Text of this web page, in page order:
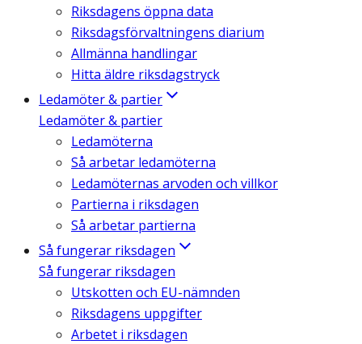
Riksdagens öppna data
Riksdagsförvaltningens diarium
Allmänna handlingar
Hitta äldre riksdagstryck
Ledamöter & partier
Ledamöter & partier
Ledamöterna
Så arbetar ledamöterna
Ledamöternas arvoden och villkor
Partierna i riksdagen
Så arbetar partierna
Så fungerar riksdagen
Så fungerar riksdagen
Utskotten och EU-nämnden
Riksdagens uppgifter
Arbetet i riksdagen